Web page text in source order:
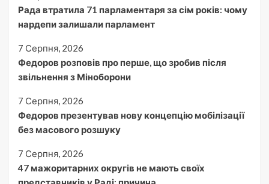
Рада втратила 71 парламентаря за сім років: чому
нардепи залишали парламент
7 Серпня, 2026
Федоров розповів про перше, що зробив після
звільнення з Міноборони
7 Серпня, 2026
Федоров презентував нову концепцію мобілізації
без масового розшуку
7 Серпня, 2026
47 мажоритарних округів не мають своїх